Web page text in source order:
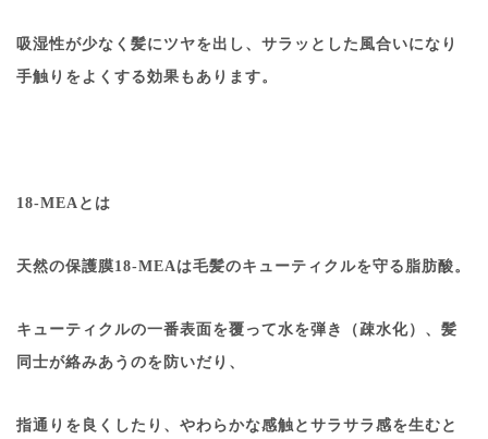
吸湿性が少なく髪にツヤを出し、サラッとした風合いになり
手触りをよくする効果もあります。
18-MEAとは
天然の保護膜18-MEAは毛髪のキューティクルを守る脂肪酸。
キューティクルの一番表面を覆って水を弾き（疎水化）、髪
同士が絡みあうのを防いだり、
指通りを良くしたり、やわらかな感触とサラサラ感を生むと